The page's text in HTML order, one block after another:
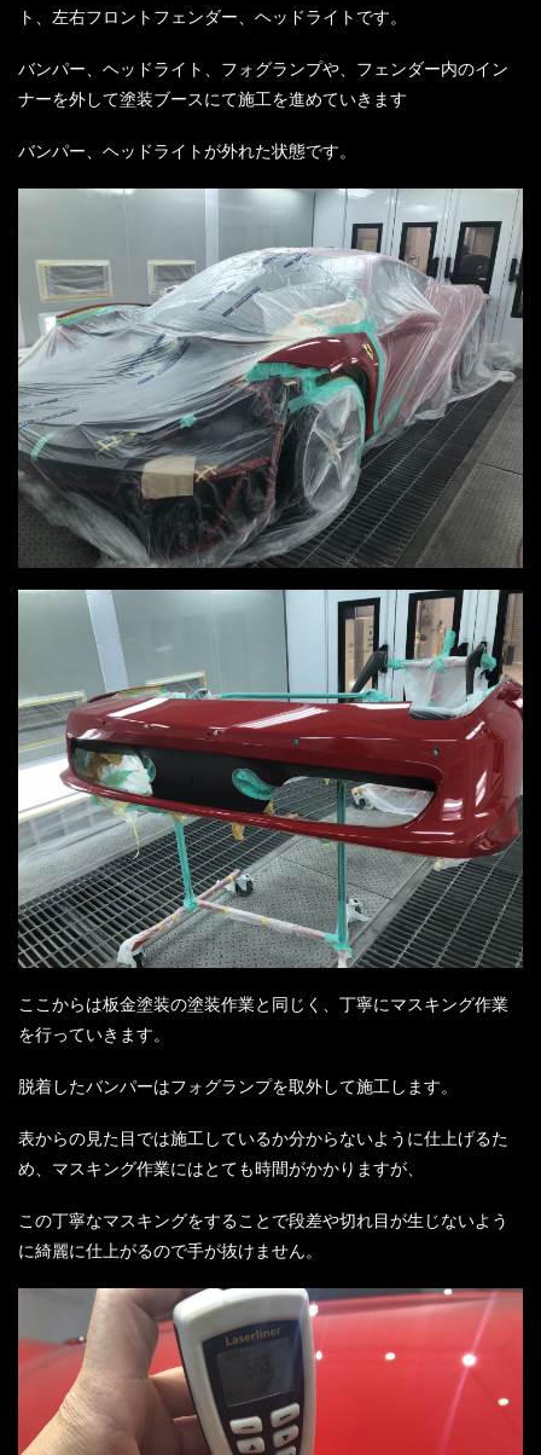
ト、左右フロントフェンダー、ヘッドライトです。
バンパー、ヘッドライト、フォグランプや、フェンダー内のイン
ナーを外して塗装ブースにて施工を進めていきます
バンパー、ヘッドライトが外れた状態です。
ここからは板金塗装の塗装作業と同じく、丁寧にマスキング作業
を行っていきます。
脱着したバンパーはフォグランプを取外して施工します。
表からの見た目では施工しているか分からないように仕上げるた
め、マスキング作業にはとても時間がかかりますが、
この丁寧なマスキングをすることで段差や切れ目が生じないよう
に綺麗に仕上がるので手が抜けません。